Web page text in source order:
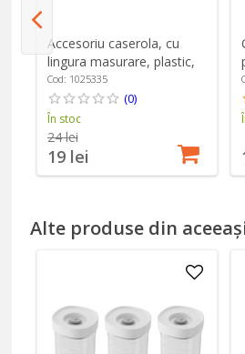
Accesoriu caserola, cu
lingura masurare, plastic,
marimea M, "Cube" -
Zwilling
Cod: 1025335
(0)
În stoc
24 lei
19 lei
Alte produse din